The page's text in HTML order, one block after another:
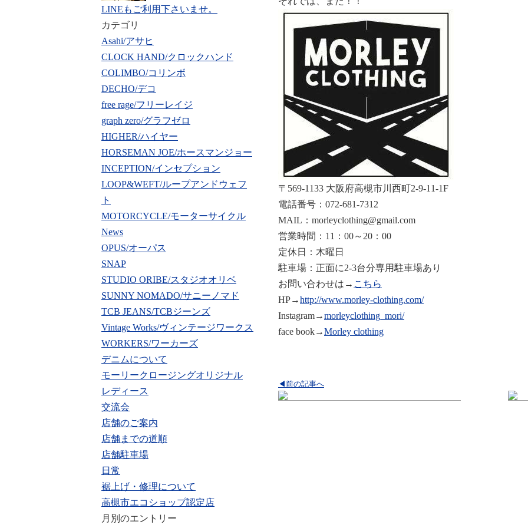
〒569-1133 大阪府高槻市川西町2-9-11-1F
電話番号：072-681-7312
MAIL：morleyclothing@gmail.com
営業時間：11：00～20：00
定休日：木曜日
駐車場：正面に2-3台分専用駐車場あり
お問い合わせは→ こちら
HP→http://www.morley-clothing.com/
Instagram→morleyclothing_mori/
face book→Morley clothing
◀前の記事へ
LINEもご利用下さいませ。
カテゴリ
Asahi/アサヒ
CLOCK HAND/クロックハンド
COLIMBO/コリンボ
DECHO/デコ
free rage/フリーレイジ
graph zero/グラフゼロ
HIGHER/ハイヤー
HORSEMAN JOE/ホースマンジョー
INCEPTION/インセプション
LOOP&WEFT/ループアンドウェフ
ト
MOTORCYCLE/モーターサイクル
News
OPUS/オーパス
SNAP
STUDIO ORIBE/スタジオオリベ
SUNNY NOMADO/サニーノマド
TCB JEANS/TCBジーンズ
Vintage Works/ヴィンテージワークス
WORKERS/ワーカーズ
デニムについて
モーリークロージングオリジナル
レディース
交流会
店舗のご案内
店舗までの道順
店舗駐車場
日常
裾上げ・修理について
高槻市エコショップ認定店
月別のエントリー